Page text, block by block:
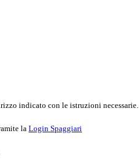
indicato con le istruzioni necessarie.
la Login Spaggiari